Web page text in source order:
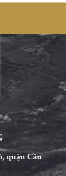
quận Cầu